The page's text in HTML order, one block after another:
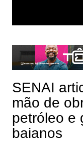
SENAI
mão de
petróleo e
baianos